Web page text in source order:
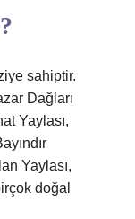
sahiptir.
Dağları
Yaylası,
Yaylası,
doğal